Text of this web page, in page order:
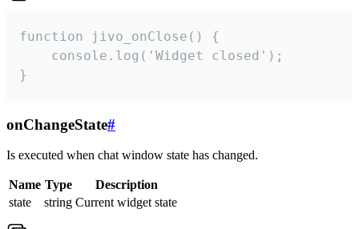
function jivo_onClose() {
    console.log('Widget closed');
}
onChangeState#
Is executed when chat window state has changed.
Name Type
Description
state
string Current widget state